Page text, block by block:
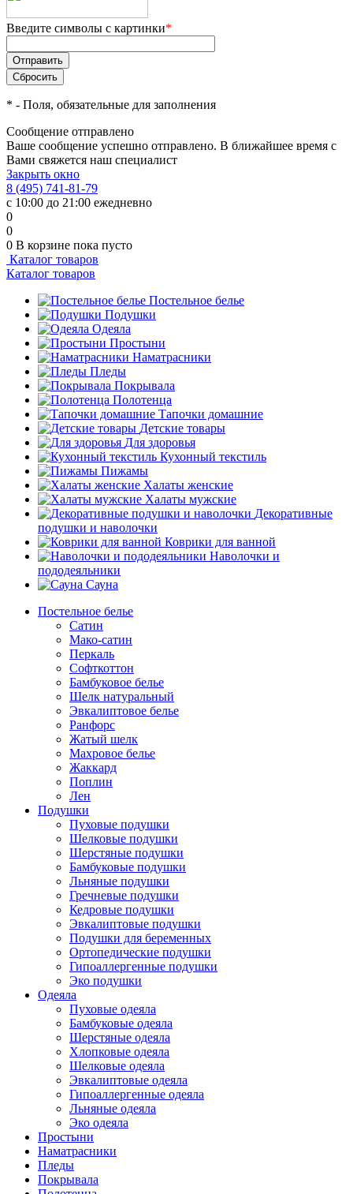
Введите символы с картинки*
* - Поля, обязательные для заполнения
Сообщение отправлено
Ваше сообщение успешно отправлено. В ближайшее время с
Вами свяжется наш специалист
Закрыть окно
8 (495) 741-81-79
с 10:00 до 21:00 ежедневно
0
0
0 В корзине пока пусто
Каталог товаров
Каталог товаров
Постельное белье
Подушки
Одеяла
Простыни
Наматрасники
Пледы
Покрывала
Полотенца
Тапочки домашние
Детские товары
Для здоровья
Кухонный текстиль
Пижамы
Халаты женские
Халаты мужские
Декоративные
подушки и наволочки
Коврики для ванной
Наволочки и
пододеяльники
Сауна
Постельное белье
Сатин
Мако-сатин
Перкаль
Софткоттон
Бамбуковое белье
Шелк натуральный
Эвкалиптовое белье
Ранфорс
Жатый шелк
Махровое белье
Жаккард
Поплин
Лен
Подушки
Пуховые подушки
Шелковые подушки
Шерстяные подушки
Бамбуковые подушки
Льняные подушки
Гречневые подушки
Кедровые подушки
Эвкалиптовые подушки
Подушки для беременных
Ортопедические подушки
Гипоаллергенные подушки
Эко подушки
Одеяла
Пуховые одеяла
Бамбуковые одеяла
Шерстяные одеяла
Хлопковые одеяла
Шелковые одеяла
Эвкалиптовые одеяла
Гипоаллергенные одеяла
Льняные одеяла
Эко одеяла
Простыни
Наматрасники
Пледы
Покрывала